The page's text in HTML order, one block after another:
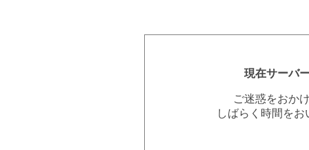
現在サーバ
ご迷惑をおか
しばらく時間を